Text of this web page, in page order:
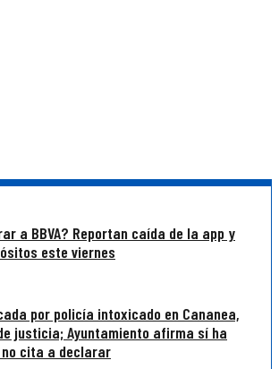
a BBVA? Reportan caída de la app y
este viernes
por policía intoxicado en Cananea,
justicia; Ayuntamiento afirma sí ha
no cita a declarar